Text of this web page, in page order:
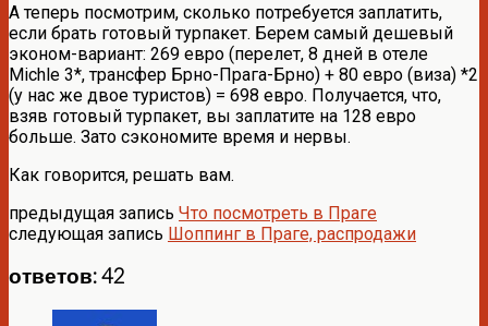
А теперь посмотрим, сколько потребуется заплатить,
если брать готовый турпакет. Берем самый дешевый
эконом-вариант: 269 евро (перелет, 8 дней в отеле
Michle 3*, трансфер Брно-Прага-Брно) + 80 евро (виза) *2
(у нас же двое туристов) = 698 евро. Получается, что,
взяв готовый турпакет, вы заплатите на 128 евро
больше. Зато сэкономите время и нервы.
Как говорится, решать вам.
предыдущая запись Что посмотреть в Праге
следующая запись Шоппинг в Праге, распродажи
ответов: 42